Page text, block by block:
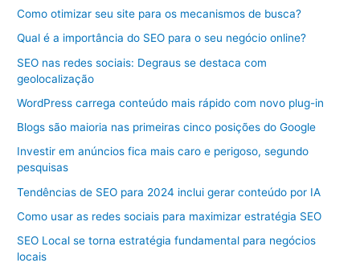
Como otimizar seu site para os mecanismos de busca?
Qual é a importância do SEO para o seu negócio online?
SEO nas redes sociais: Degraus se destaca com
geolocalização
WordPress carrega conteúdo mais rápido com novo plug-in
Blogs são maioria nas primeiras cinco posições do Google
Investir em anúncios fica mais caro e perigoso, segundo
pesquisas
Tendências de SEO para 2024 inclui gerar conteúdo por IA
Como usar as redes sociais para maximizar estratégia SEO
SEO Local se torna estratégia fundamental para negócios
locais